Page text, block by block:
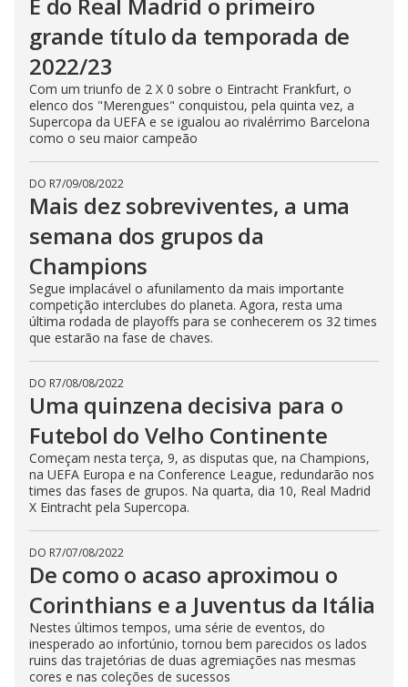
É do Real Madrid o primeiro
grande título da temporada de
2022/23
Com um triunfo de 2 X 0 sobre o Eintracht Frankfurt, o
elenco dos "Merengues" conquistou, pela quinta vez, a
Supercopa da UEFA e se igualou ao rivalérrimo Barcelona
como o seu maior campeão
DO R7/09/08/2022
Mais dez sobreviventes, a uma
semana dos grupos da
Champions
Segue implacável o afunilamento da mais importante
competição interclubes do planeta. Agora, resta uma
última rodada de playoffs para se conhecerem os 32 times
que estarão na fase de chaves.
DO R7/08/08/2022
Uma quinzena decisiva para o
Futebol do Velho Continente
Começam nesta terça, 9, as disputas que, na Champions,
na UEFA Europa e na Conference League, redundarão nos
times das fases de grupos. Na quarta, dia 10, Real Madrid
X Eintracht pela Supercopa.
DO R7/07/08/2022
De como o acaso aproximou o
Corinthians e a Juventus da Itália
Nestes últimos tempos, uma série de eventos, do
inesperado ao infortúnio, tornou bem parecidos os lados
ruins das trajetórias de duas agremiações nas mesmas
cores e nas coleções de sucessos